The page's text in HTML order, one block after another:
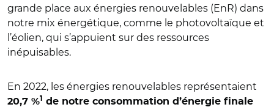
grande place aux énergies renouvelables (EnR) dans
notre mix énergétique, comme le photovoltaïque et
l’éolien, qui s’appuient sur des ressources
inépuisables.
En 2022, les énergies renouvelables représentaient
20,7 %1
de notre consommation d’énergie finale